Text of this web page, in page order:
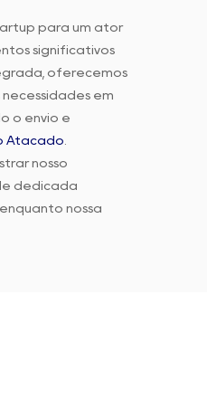
para um ator
significativos
oferecemos
em
o envio e
Atacado
nosso
dedicada
nossa